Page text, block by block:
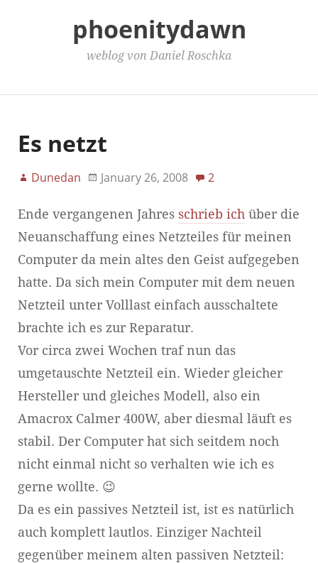
phoenitydawn
weblog von Daniel Roschka
Es netzt
Dunedan January 26, 2008 2
Ende vergangenen Jahres schrieb ich über die
Neuanschaffung eines Netzteiles für meinen
Computer da mein altes den Geist aufgegeben
hatte. Da sich mein Computer mit dem neuen
Netzteil unter Volllast einfach ausschaltete
brachte ich es zur Reparatur.
Vor circa zwei Wochen traf nun das
umgetauschte Netzteil ein. Wieder gleicher
Hersteller und gleiches Modell, also ein
Amacrox Calmer 400W, aber diesmal läuft es
stabil. Der Computer hat sich seitdem noch
nicht einmal nicht so verhalten wie ich es
gerne wollte. 😉
Da es ein passives Netzteil ist, ist es natürlich
auch komplett lautlos. Einziger Nachteil
gegenüber meinem alten passiven Netzteil: